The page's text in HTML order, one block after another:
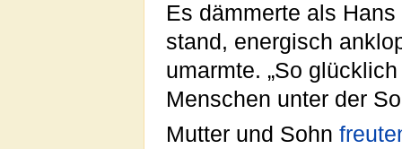
Es dämmerte als
stand, energisch
umarmte. „So
Menschen unter der
Mutter und Sohn